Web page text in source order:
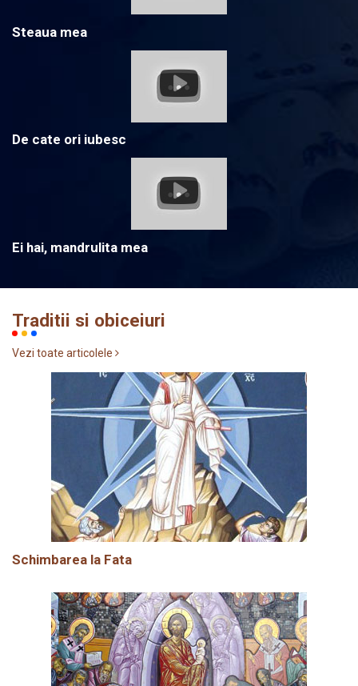
Steaua mea
De cate ori iubesc
Ei hai, mandrulita mea
Traditii si obiceiuri
Vezi toate articolele
Schimbarea la Fata